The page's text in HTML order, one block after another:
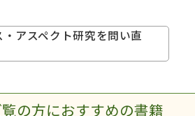
・アスペクト研究を問い直
の方におすすめの書籍